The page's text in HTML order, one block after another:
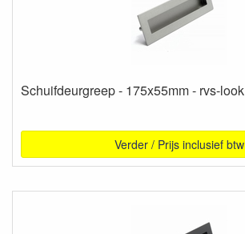
Schuifdeurgreep - 175x55mm - rvs-look
Verder / Prijs inclusief btw